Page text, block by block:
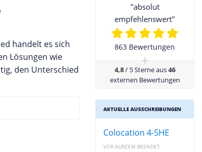
handelt es sich
Lösungen wie
den Unterschied
"absolut
empfehlenswert"
863 Bewertungen
+
4,8/ 5 Sterne aus46
externen Bewertungen
AKTUELLE AUSSCHREIBUNGEN
Colocation 4-5HE
VOR KURZEM BEENDET